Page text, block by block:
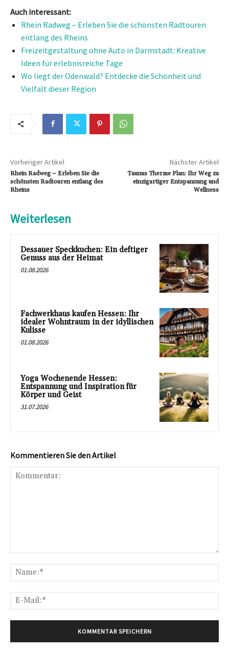
Auch interessant:
Rhein Radweg – Erleben Sie die schönsten Radtouren
entlang des Rheins
Freizeitgestaltung ohne Auto in Darmstadt: Kreative
Ideen für erlebnisreiche Tage
Wo liegt der Odenwald? Entdecke die Schönheit und
Vielfalt dieser Region
Vorheriger Artikel
Rhein Radweg – Erleben Sie die
schönsten Radtouren entlang des
Rheins
Nächster Artikel
Taunus Therme Plan: Ihr Weg zu
einzigartiger Entspannung und
Wellness
Weiterlesen
Dessauer Speckkuchen: Ein deftiger
Genuss aus der Heimat
01.08.2026
Fachwerkhaus kaufen Hessen: Ihr
idealer Wohntraum in der idyllischen
Kulisse
01.08.2026
Yoga Wochenende Hessen:
Entspannung und Inspiration für
Körper und Geist
31.07.2026
Kommentieren Sie den Artikel